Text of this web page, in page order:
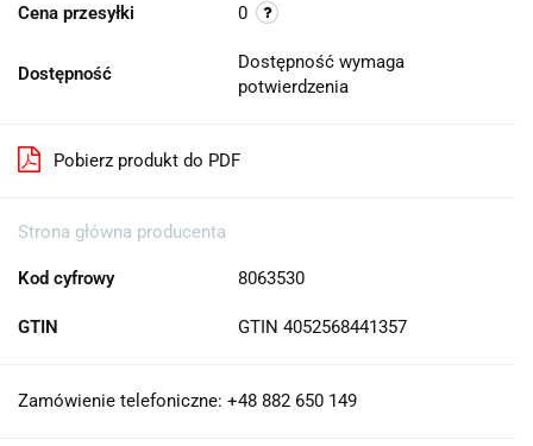
Cena przesyłki 0
Dostępność
Dostępność wymaga
potwierdzenia
Pobierz produkt do PDF
Strona główna producenta
Kod cyfrowy 8063530
GTIN GTIN 4052568441357
Zamówienie telefoniczne: +48 882 650 149